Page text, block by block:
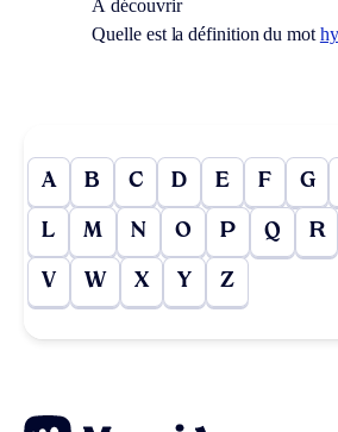
À découvrir
Quelle est la définition du mot
A B C D E F G
L M N O P Q R
V W X Y Z